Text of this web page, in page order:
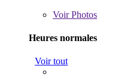
VoirPhotos
Heures normales
Voir tout